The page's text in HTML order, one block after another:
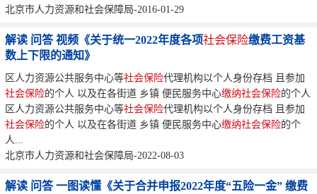
北京市人力资源和社会保障局-2016-01-29
解读 问答 视频《关于统一2022年度各项社会保险缴费工资基
数上下限的通知》
区人力资源公共服务中心等社会保险代理机构以个人身份存档 且参加
社会保险的个人 以及在各街道 乡镇 便民服务中心缴纳社会保险的个人
区人力资源公共服务中心等社会保险代理机构以个人身份存档 且参加
社会保险的个人 以及在各街道 乡镇 便民服务中心缴纳社会保险的个
人...
北京市人力资源和社会保障局-2022-08-03
解读 问答 一图读懂《关于合并申报2022年度“五险一金” 缴费